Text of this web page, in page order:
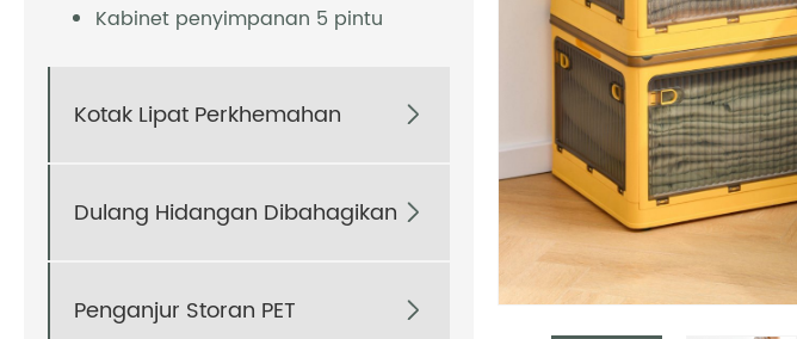
Kabinet penyimpanan 5 pintu
Kotak Lipat Perkhemahan 
Dulang Hidangan Dibahagikan 
Penganjur Storan PET 